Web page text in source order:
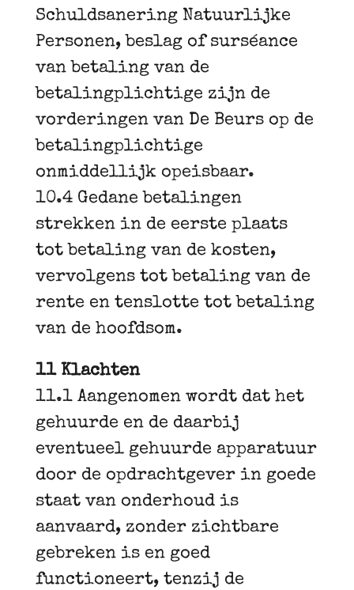
Schuldsanering Natuurlijke
Personen, beslag of surséance
van betaling van de
betalingplichtige zijn de
vorderingen van De Beurs op de
betalingplichtige
onmiddellijk opeisbaar.
10.4 Gedane betalingen
strekken in de eerste plaats
tot betaling van de kosten,
vervolgens tot betaling van de
rente en tenslotte tot betaling
van de hoofdsom.
11 Klachten
11.1 Aangenomen wordt dat het
gehuurde en de daarbij
eventueel gehuurde apparatuur
door de opdrachtgever in goede
staat van onderhoud is
aanvaard, zonder zichtbare
gebreken is en goed
functioneert, tenzij de